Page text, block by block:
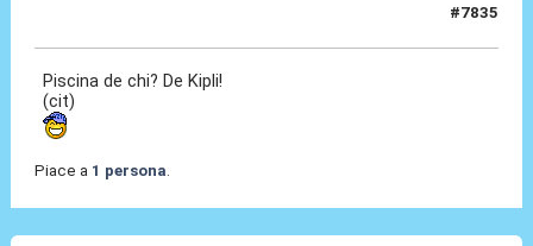
#7835
Piscina de chi? De Kipli!
(cit)
Piace a 1 persona